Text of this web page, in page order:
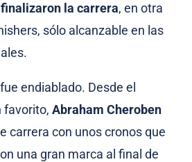
la carrera, en otra
sólo alcanzable en las
endiablado. Desde el
favorito,Abraham Cheroben
carrera con unos cronos que
una gran marca al final de